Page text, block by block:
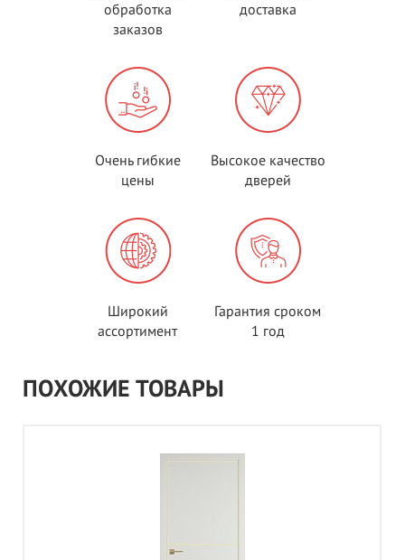
обработка
заказов
доставка
Очень гибкие
цены
Высокое качество
дверей
Широкий
ассортимент
Гарантия сроком
1 год
ПОХОЖИЕ ТОВАРЫ